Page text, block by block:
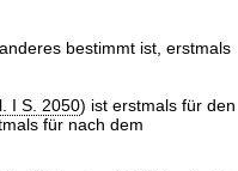
bestimmt ist, erstmals
I S. 2050) ist erstmals für den
für nach dem